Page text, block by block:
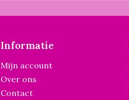
Informatie
Mijn account
Over ons
Contact